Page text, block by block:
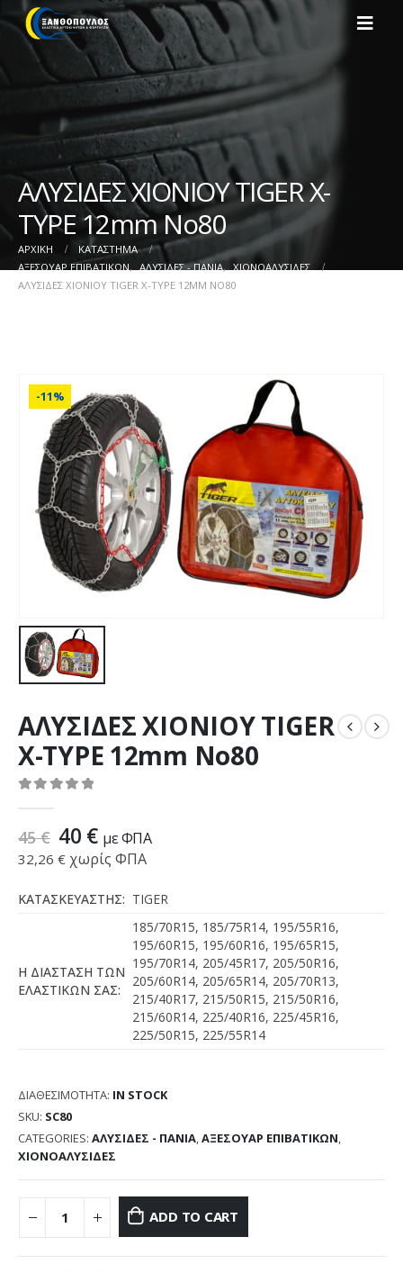
ΑΛΥΣΙΔΕΣ ΧΙΟΝΙΟΥ TIGER X-
TYPE 12mm No80
ΑΡΧΙΚΉ
ΚΑΤΆΣΤΗΜΑ
ΑΞΕΣΟΥΑΡ ΕΠΙΒΑΤΙΚΩΝ, ΑΛΥΣΙΔΕΣ - ΠΑΝΙΑ, ΧΙΟΝΟΑΛΥΣΙΔΕΣ
ΑΛΥΣΙΔΕΣ ΧΙΟΝΙΟΥ TIGER X-TYPE 12MM NO80
-11%
ΑΛΥΣΙΔΕΣ ΧΙΟΝΙΟΥ TIGER
X-TYPE 12mm No80
45€ 40 € με ΦΠΑ
32,26 € χωρίς ΦΠΑ
ΚΑΤΑΣΚΕΥΑΣΤΗΣ: TIGER
Η ΔΙΑΣΤΑΣΗ ΤΩΝ
ΕΛΑΣΤΙΚΩΝ ΣΑΣ:
185/70R15, 185/75R14, 195/55R16,
195/60R15, 195/60R16, 195/65R15,
195/70R14, 205/45R17, 205/50R16,
205/60R14, 205/65R14, 205/70R13,
215/40R17, 215/50R15, 215/50R16,
215/60R14, 225/40R16, 225/45R16,
225/50R15, 225/55R14
ΔΙΑΘΕΣΙΜΌΤΗΤΑ: IN STOCK
SKU: SC80
CATEGORIES: ΑΛΥΣΙΔΕΣ - ΠΑΝΙΑ,ΑΞΕΣΟΥΑΡ ΕΠΙΒΑΤΙΚΩΝ,
ΧΙΟΝΟΑΛΥΣΙΔΕΣ
ADD TO CART